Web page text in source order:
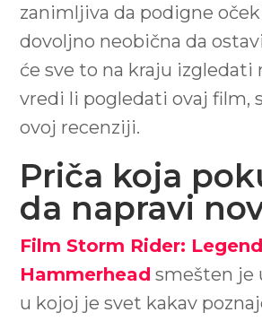
zanimljiva da podigne
dovoljno neobična da
će sve to na kraju izgledati
vredi li pogledati ovaj film,
ovoj recenziji.
Priča koja
da napravi
Film Storm Rider:
Hammerhead smešten je
u kojoj je svet kakav